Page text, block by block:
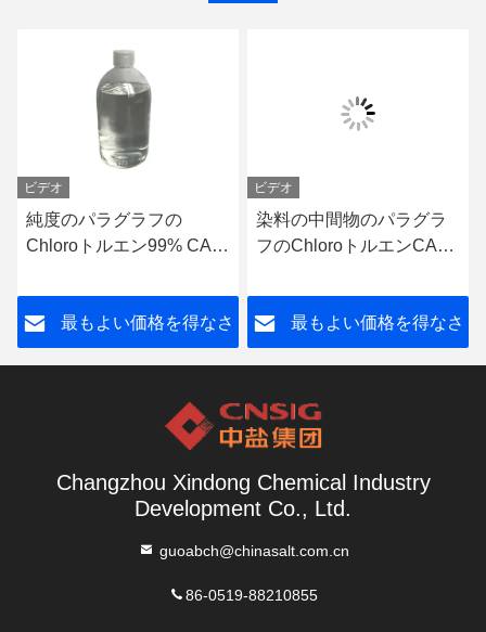
ビデオ
純度のパラグラフの
Chloroトルエン99% CAS
最もよい価格を得なさ
ビデオ
染料の中間物のパラグラ
フのChloroトルエンCAS
最もよい価格を得なさ
Changzhou Xindong Chemical Industry
Development Co., Ltd.
guoabch@chinasalt.com.cn
86-0519-88210855